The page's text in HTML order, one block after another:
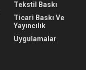
Tekstil Baskı
Ticari Baskı Ve
Yayıncılık
Uygulamalar